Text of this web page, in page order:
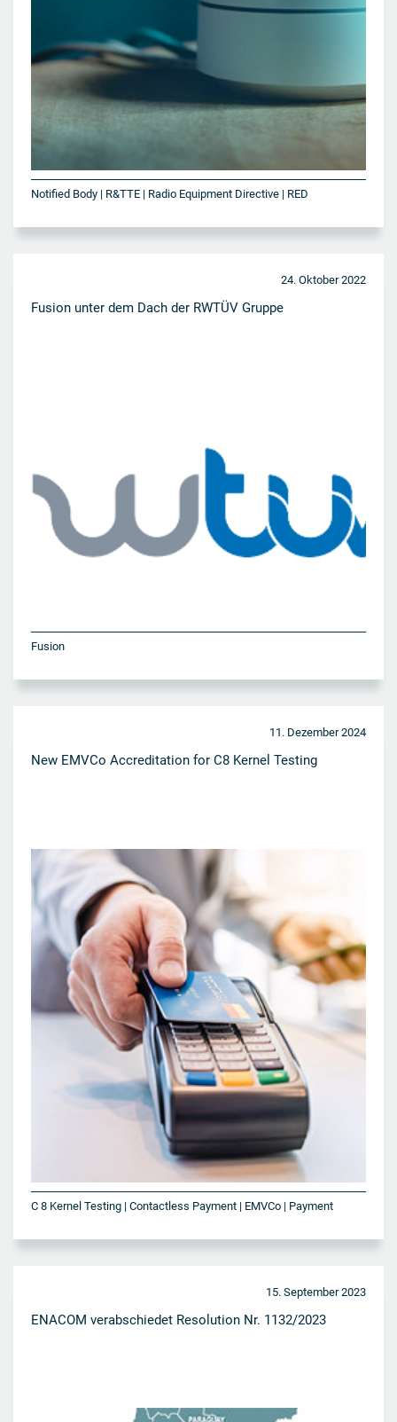
Notified Body | R&TTE | Radio Equipment Directive | RED
24. Oktober 2022
Fusion unter dem Dach der RWTÜV Gruppe
Fusion
11. Dezember 2024
New EMVCo Accreditation for C8 Kernel Testing
C 8 Kernel Testing | Contactless Payment | EMVCo | Payment
15. September 2023
ENACOM verabschiedet Resolution Nr. 1132/2023